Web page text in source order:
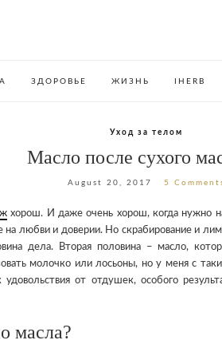
ЗДОРОВЬЕ ЖИЗНЬ IHERB
Уход за телом
Масло после сухого
August 20, 2017 5
хорош. И даже очень хорош, когда нужно
на любви и доверии. Но скрабирование и
дела. Вторая половина – масло,
молочко или лосьоны, но у меня с
удовольствия от отдушек, особого
масла?